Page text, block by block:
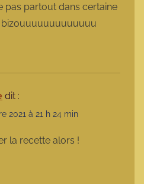
pas partout dans certaine
bizouuuuuuuuuuuuu
dit :
2021 à 21 h 24 min
la recette alors !